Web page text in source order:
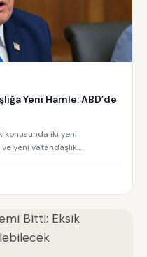
Yeni Hamle: ABD’de
konusunda iki yeni
yeni vatandaşlık